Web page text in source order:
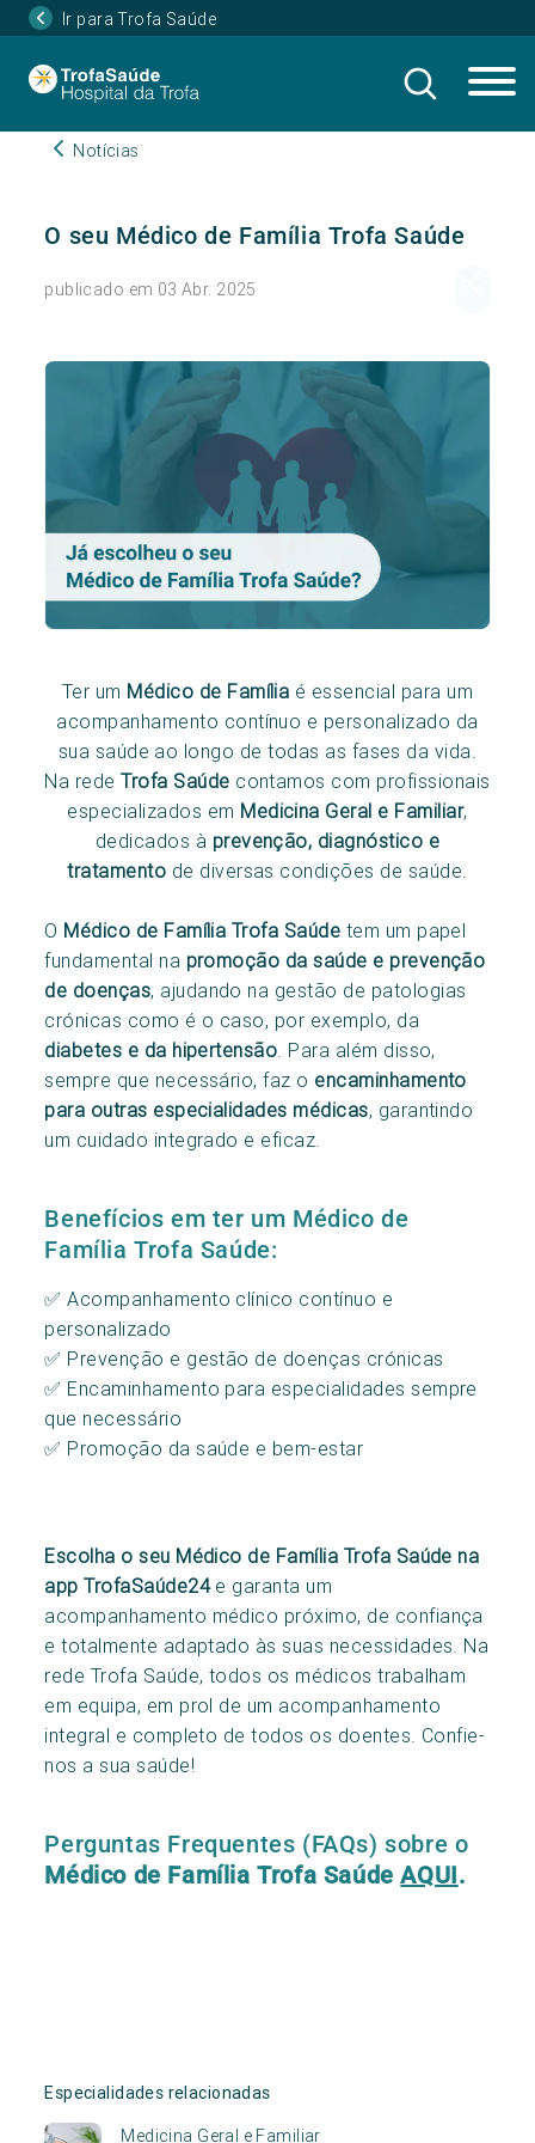
Ir para Trofa Saúde
Notícias
O seu Médico de Família Trofa Saúde
publicado em 03 Abr. 2025
Ter um Médico de Família é essencial para um
acompanhamento contínuo e personalizado da
sua saúde ao longo de todas as fases da vida.
Na redeTrofa Saúde contamos com profissionais
especializados em Medicina Geral e Familiar,
dedicados à prevenção, diagnóstico e
tratamento de diversas condições de saúde.
O Médico de Família Trofa Saúde tem um papel
fundamental na promoção da saúde e prevenção
de doenças, ajudando na gestão de patologias
crónicas como é o caso, por exemplo, da
diabetes e da hipertensão . Para além disso,
sempre que necessário, faz o encaminhamento
para outras especialidades médicas, garantindo
um cuidado integrado e eficaz.
Benefícios em ter um Médico de
Família Trofa Saúde:
✅ Acompanhamento clínico contínuo e
personalizado
✅ Prevenção e gestão de doenças crónicas
✅ Encaminhamento para especialidades sempre
que necessário
✅ Promoção da saúde e bem-estar
Escolha o seu Médico de Família Trofa Saúde na
app TrofaSaúde24e garanta um
acompanhamento médico próximo, de confiança
e totalmente adaptado às suas necessidades. Na
rede Trofa Saúde, todos os médicos trabalham
em equipa, em prol de um acompanhamento
integral e completo de todos os doentes. Confie-
nos a sua saúde!
Perguntas Frequentes (FAQs) sobre o
Médico de Família Trofa SaúdeAQUI.
Especialidades relacionadas
Medicina Geral e Familiar